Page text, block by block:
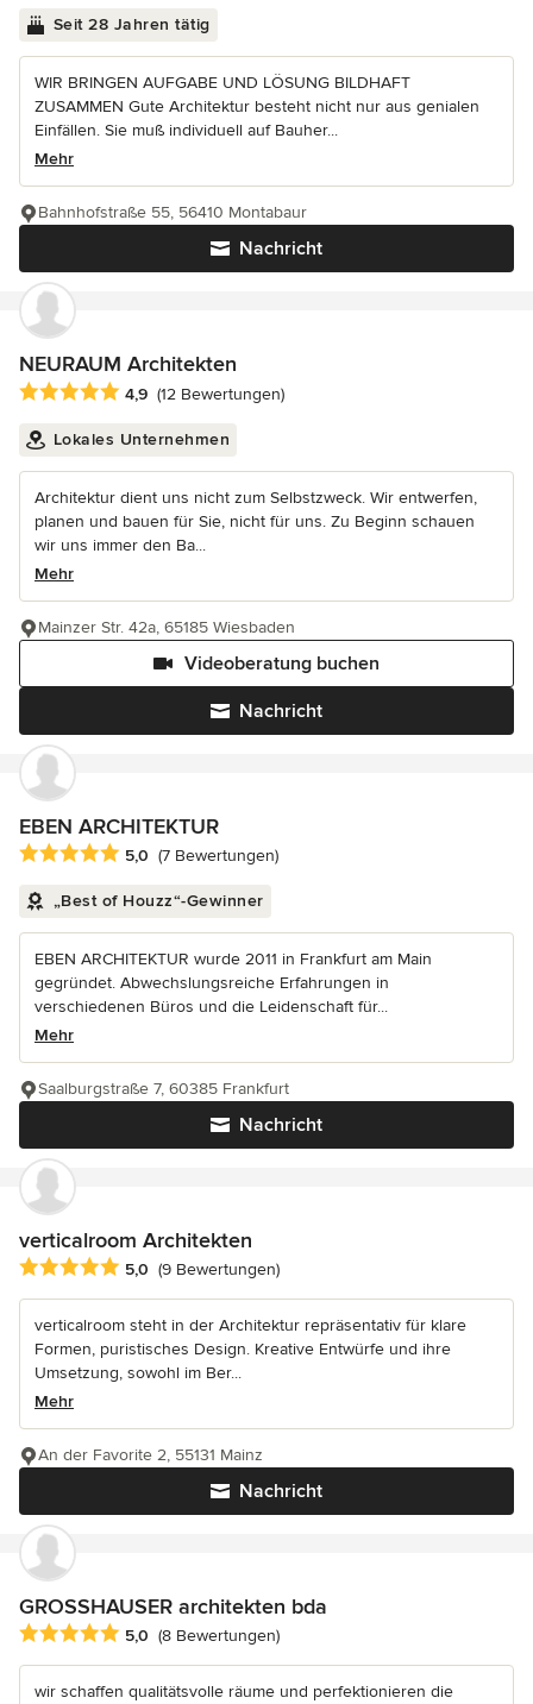
Seit 28 Jahren tätig
WIR BRINGEN AUFGABE UND LÖSUNG BILDHAFT
ZUSAMMEN Gute Architektur besteht nicht nur aus genialen
Einfällen. Sie muß individuell auf Bauher...
Mehr
Nachricht
Bahnhofstraße 55, 56410 Montabaur
NEURAUM Architekten
Durchschnittliche Bewertung: 4.9 von 5 Sternen
4,9 (12 Bewertungen)
Lokales Unternehmen
Architektur dient uns nicht zum Selbstzweck. Wir entwerfen,
planen und bauen für Sie, nicht für uns. Zu Beginn schauen
wir uns immer den Ba...
Mehr
Nachricht
Videoberatung buchen
Mainzer Str. 42a, 65185 Wiesbaden
EBEN ARCHITEKTUR
Durchschnittliche Bewertung: 5 von 5 Sternen
5,0 (7 Bewertungen)
„Best of Houzz“-Gewinner
EBEN ARCHITEKTUR wurde 2011 in Frankfurt am Main
gegründet. Abwechslungsreiche Erfahrungen in
verschiedenen Büros und die Leidenschaft für...
Mehr
Nachricht
Saalburgstraße 7, 60385 Frankfurt
verticalroom Architekten
Durchschnittliche Bewertung: 5 von 5 Sternen
5,0 (9 Bewertungen)
verticalroom steht in der Architektur repräsentativ für klare
Formen, puristisches Design. Kreative Entwürfe und ihre
Umsetzung, sowohl im Ber...
Mehr
Nachricht
An der Favorite 2, 55131 Mainz
GROSSHAUSER architekten bda
Durchschnittliche Bewertung: 5 von 5 Sternen
5,0 (8 Bewertungen)
wir schaffen qualitätsvolle räume und perfektionieren die